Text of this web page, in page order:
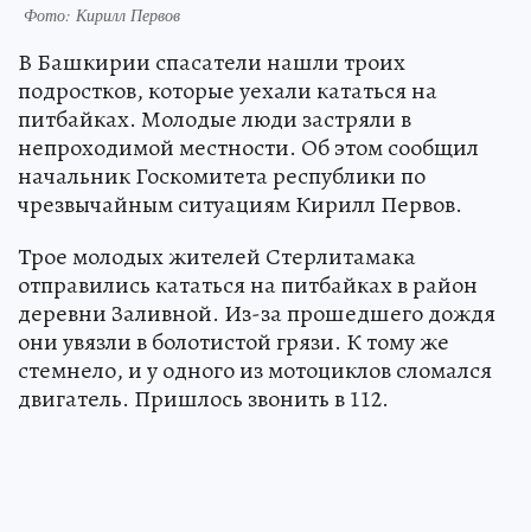
Фото: Кирилл Первов
В Башкирии спасатели нашли троих
подростков, которые уехали кататься на
питбайках. Молодые люди застряли в
непроходимой местности. Об этом сообщил
начальник Госкомитета республики по
чрезвычайным ситуациям Кирилл Первов.
Трое молодых жителей Стерлитамака
отправились кататься на питбайках в район
деревни Заливной. Из-за прошедшего дождя
они увязли в болотистой грязи. К тому же
стемнело, и у одного из мотоциклов сломался
двигатель. Пришлось звонить в 112.